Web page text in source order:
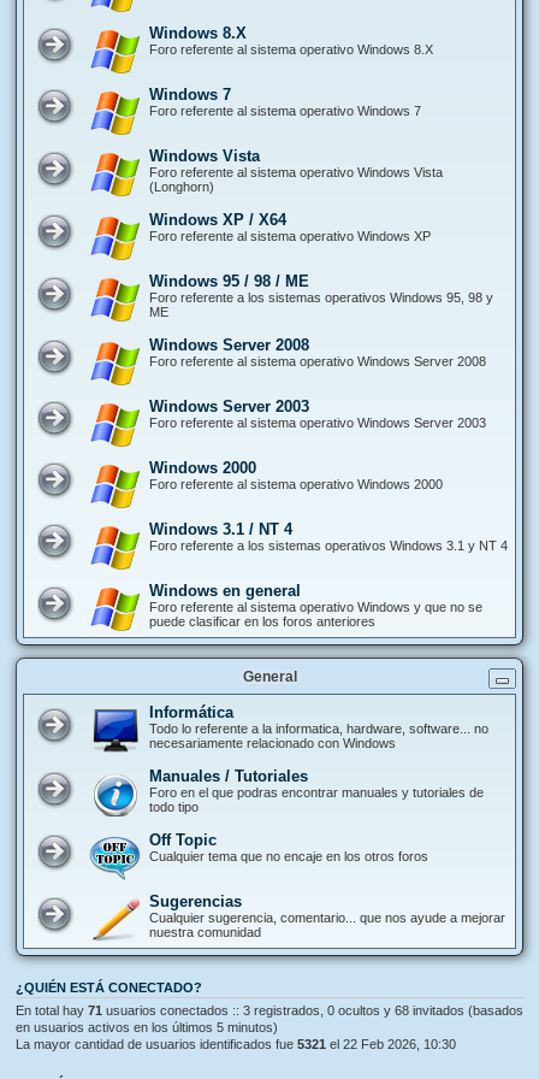
Windows 8.X
Foro referente al sistema operativo Windows 8.X
Windows 7
Foro referente al sistema operativo Windows 7
Windows Vista
Foro referente al sistema operativo Windows Vista
(Longhorn)
Windows XP / X64
Foro referente al sistema operativo Windows XP
Windows 95 / 98 / ME
Foro referente a los sistemas operativos Windows 95, 98 y
ME
Windows Server 2008
Foro referente al sistema operativo Windows Server 2008
Windows Server 2003
Foro referente al sistema operativo Windows Server 2003
Windows 2000
Foro referente al sistema operativo Windows 2000
Windows 3.1 / NT 4
Foro referente a los sistemas operativos Windows 3.1 y NT 4
Windows en general
Foro referente al sistema operativo Windows y que no se
puede clasificar en los foros anteriores
General
Informática
Todo lo referente a la informatica, hardware, software... no
necesariamente relacionado con Windows
Manuales / Tutoriales
Foro en el que podras encontrar manuales y tutoriales de
todo tipo
Off Topic
Cualquier tema que no encaje en los otros foros
Sugerencias
Cualquier sugerencia, comentario... que nos ayude a mejorar
nuestra comunidad
¿QUIÉN ESTÁ CONECTADO?
En total hay 71 usuarios conectados :: 3 registrados, 0 ocultos y 68 invitados (basados
en usuarios activos en los últimos 5 minutos)
La mayor cantidad de usuarios identificados fue 5321 el 22 Feb 2026, 10:30